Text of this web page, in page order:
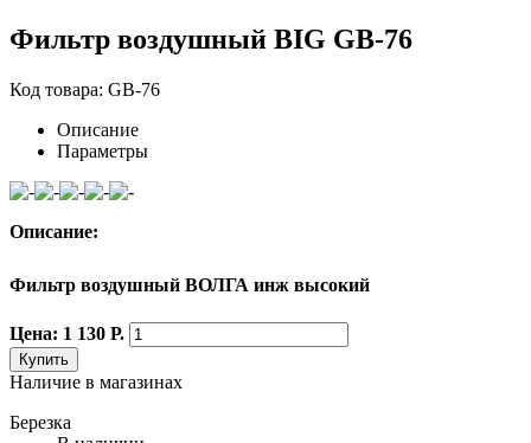
Фильтр воздушный BIG GB-76
Код товара: GB-76
Описание
Параметры
Описание:
Фильтр воздушный BОЛГА инж высокий
Цена: 1 130 Р.
Купить
Наличие в магазинах
Березка